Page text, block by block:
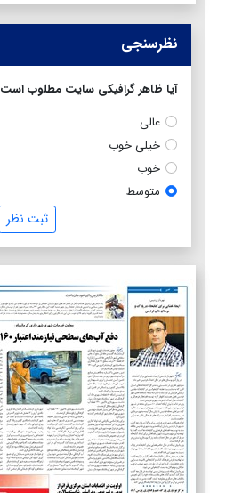
نظرسنجی
آیا ظاهر گرافیکی سایت مطلوب است
عالی
خیلی خوب
خوب
متوسط
ثبت نظر